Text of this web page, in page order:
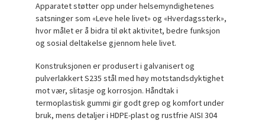
Apparatet støtter opp under helsemyndighetenes
satsninger som «Leve hele livet» og «Hverdagssterk»,
hvor målet er å bidra til økt aktivitet, bedre funksjon
og sosial deltakelse gjennom hele livet.
Konstruksjonen er produsert i galvanisert og
pulverlakkert S235 stål med høy motstandsdyktighet
mot vær, slitasje og korrosjon. Håndtak i
termoplastisk gummi gir godt grep og komfort under
bruk, mens detaljer i HDPE-plast og rustfrie AISI 304